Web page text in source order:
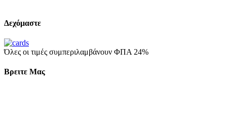
Δεχόμαστε
Όλες οι τιμές συμπεριλαμβάνουν ΦΠΑ 24%
Βρειτε Μας